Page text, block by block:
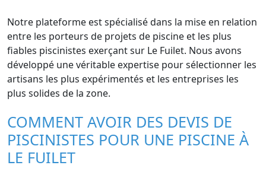
Notre plateforme est spécialisé dans la mise en relation
entre les porteurs de projets de piscine et les plus
fiables piscinistes exerçant sur Le Fuilet. Nous avons
développé une véritable expertise pour sélectionner les
artisans les plus expérimentés et les entreprises les
plus solides de la zone.
COMMENT AVOIR DES DEVIS DE
PISCINISTES POUR UNE PISCINE À
LE FUILET